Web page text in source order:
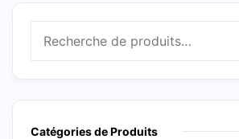
Catégories de Produits